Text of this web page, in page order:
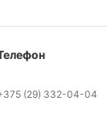
(29) 332-04-04